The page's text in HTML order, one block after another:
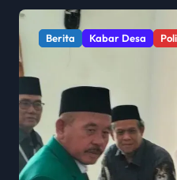
Berita Kabar Desa